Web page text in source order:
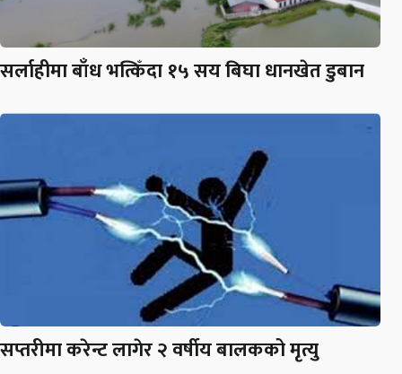
सर्लाहीमा बाँध भत्किँदा १५ सय बिघा धानखेत डुबान
सप्तरीमा करेन्ट लागेर २ वर्षीय बालकको मृत्यु